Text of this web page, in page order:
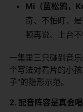
Mi（蓝松鸦，
奇、不怕盯，
顿再说、上台不
一集里三只碰到音
个写法对看片的小
子"的隐形示范。
2. 配音阵容是真会